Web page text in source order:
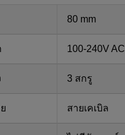
80 mm
100-240V AC
3 สกรู
สายเคเบิล